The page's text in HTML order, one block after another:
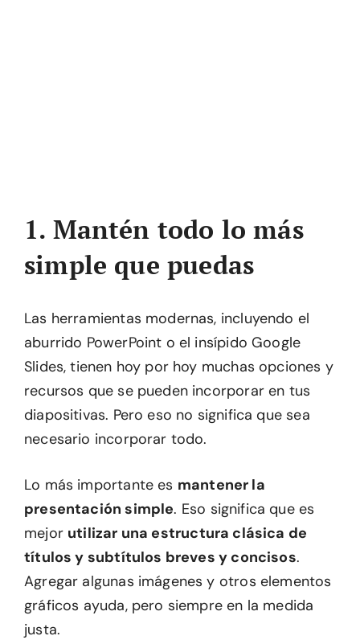
1. Mantén todo lo más
simple que puedas
Las herramientas modernas, incluyendo el
aburrido PowerPoint o el insípido Google
Slides, tienen hoy por hoy muchas opciones y
recursos que se pueden incorporar en tus
diapositivas. Pero eso no significa que sea
necesario incorporar todo.
Lo más importante es mantener la
presentación simple. Eso significa que es
mejor utilizar una estructura clásica de
títulos y subtítulos breves y concisos.
Agregar algunas imágenes y otros elementos
gráficos ayuda, pero siempre en la medida
justa.